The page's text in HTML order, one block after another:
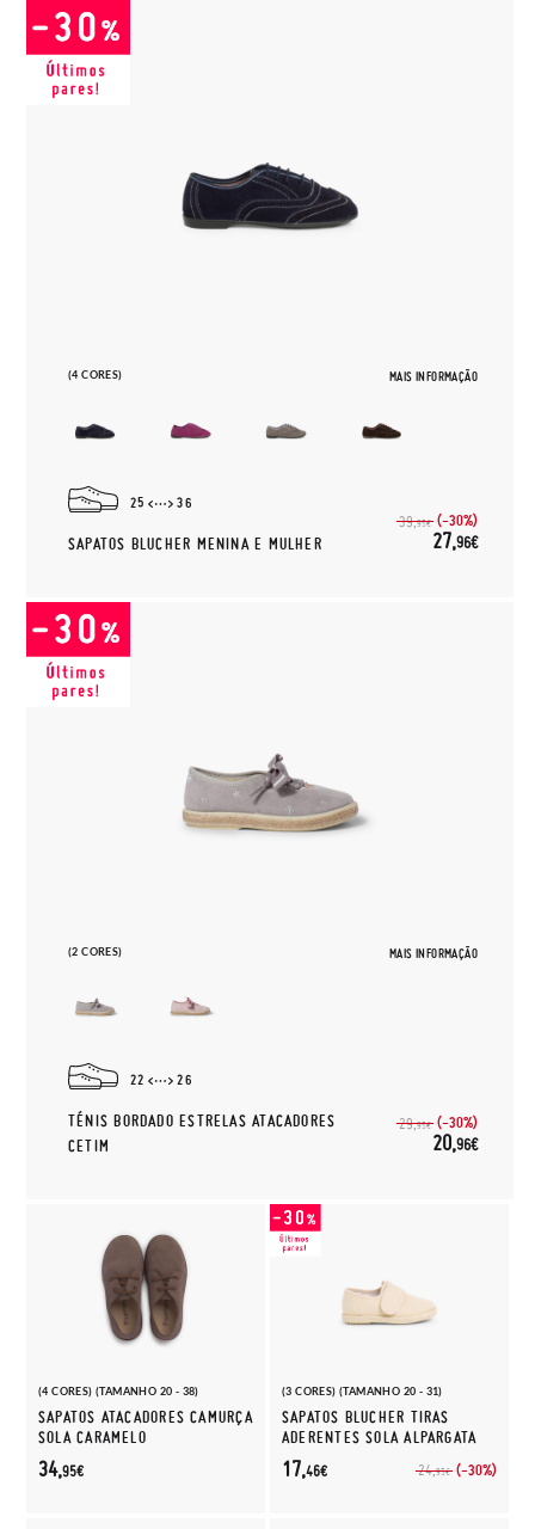
(4 CORES) MAIS INFORMAÇÃO
25 36
SAPATOS BLUCHER MENINA E MULHER
39,95€ (-30%)
27,96€
(2 CORES) MAIS INFORMAÇÃO
22 26
TÉNIS BORDADO ESTRELAS ATACADORES
CETIM
29,95€ (-30%)
20,96€
(4 CORES) (TAMANHO 20 - 38)
SAPATOS ATACADORES CAMURÇA
SOLA CARAMELO
34,95€
(3 CORES) (TAMANHO 20 - 31)
SAPATOS BLUCHER TIRAS
ADERENTES SOLA ALPARGATA
24,95€ (-30%)
17,46€